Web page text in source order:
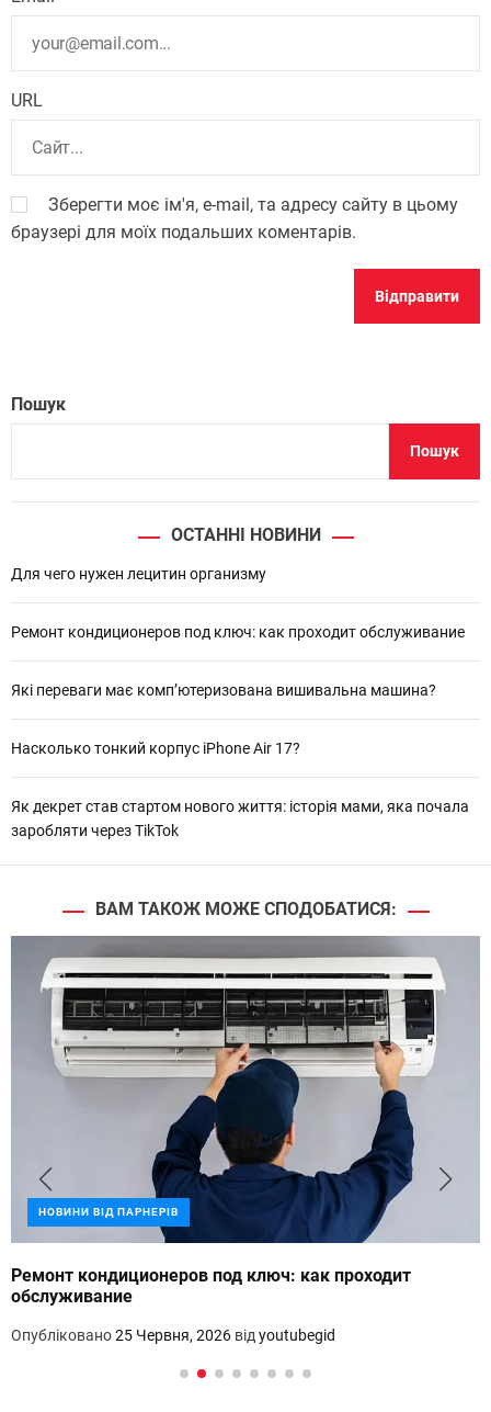
URL
Зберегти моє ім'я, e-mail, та адресу сайту в цьому
браузері для моїх подальших коментарів.
Пошук
Пошук
ОСТАННІ НОВИНИ
Для чего нужен лецитин организму
Ремонт кондиционеров под ключ: как проходит обслуживание
Які переваги має комп’ютеризована вишивальна машина?
Насколько тонкий корпус iPhone Air 17?
Як декрет став стартом нового життя: історія мами, яка почала
заробляти через TikTok
ВАМ ТАКОЖ МОЖЕ СПОДОБАТИСЯ:
НОВИНИ ВІД ПАРНЕРІВ
Ремонт кондиционеров под ключ: как проходит
обслуживание
Опубліковано25 Червня, 2026 від youtubegid